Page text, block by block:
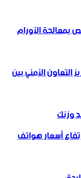
الأورام
التعاون ‏الأمني ‏بين
وزنك
أسعار هواتف